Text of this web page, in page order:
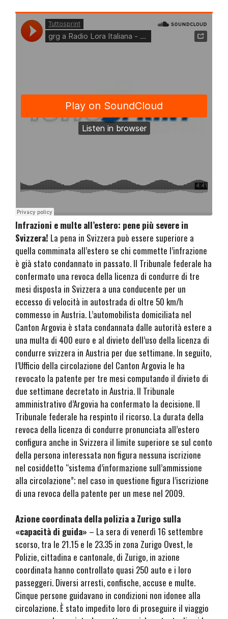
Infrazioni e multe all’estero: pene più severe in
Svizzera! La pena in Svizzera può essere superiore a
quella comminata all’estero se chi commette l’infrazione
è già stato condannato in passato. Il Tribunale federale ha
confermato una revoca della licenza di condurre di tre
mesi disposta in Svizzera a una conducente per un
eccesso di velocità in autostrada di oltre 50 km/h
commesso in Austria. L’automobilista domiciliata nel
Canton Argovia è stata condannata dalle autorità estere a
una multa di 400 euro e al divieto dell’uso della licenza di
condurre svizzera in Austria per due settimane. In seguito,
l’Ufficio della circolazione del Canton Argovia le ha
revocato la patente per tre mesi computando il divieto di
due settimane decretato in Austria. Il Tribunale
amministrativo d’Argovia ha confermato la decisione. Il
Tribunale federale ha respinto il ricorso. La durata della
revoca della licenza di condurre pronunciata all’estero
configura anche in Svizzera il limite superiore se sul conto
della persona interessata non figura nessuna iscrizione
nel cosiddetto “sistema d’informazione sull’ammissione
alla circolazione”; nel caso in questione figura l’iscrizione
di una revoca della patente per un mese nel 2009.
Azione coordinata della polizia a Zurigo sulla
«capacità di guida» – La sera di venerdì 16 settembre
scorso, tra le 21.15 e le 23.35 in zona Zurigo Ovest, le
Polizie, cittadina e cantonale, di Zurigo, in azione
coordinata hanno controllato quasi 250 auto e i loro
passeggeri. Diversi arresti, confische, accuse e multe.
Cinque persone guidavano in condizioni non idonee alla
circolazione. È stato impedito loro di proseguire il viaggio